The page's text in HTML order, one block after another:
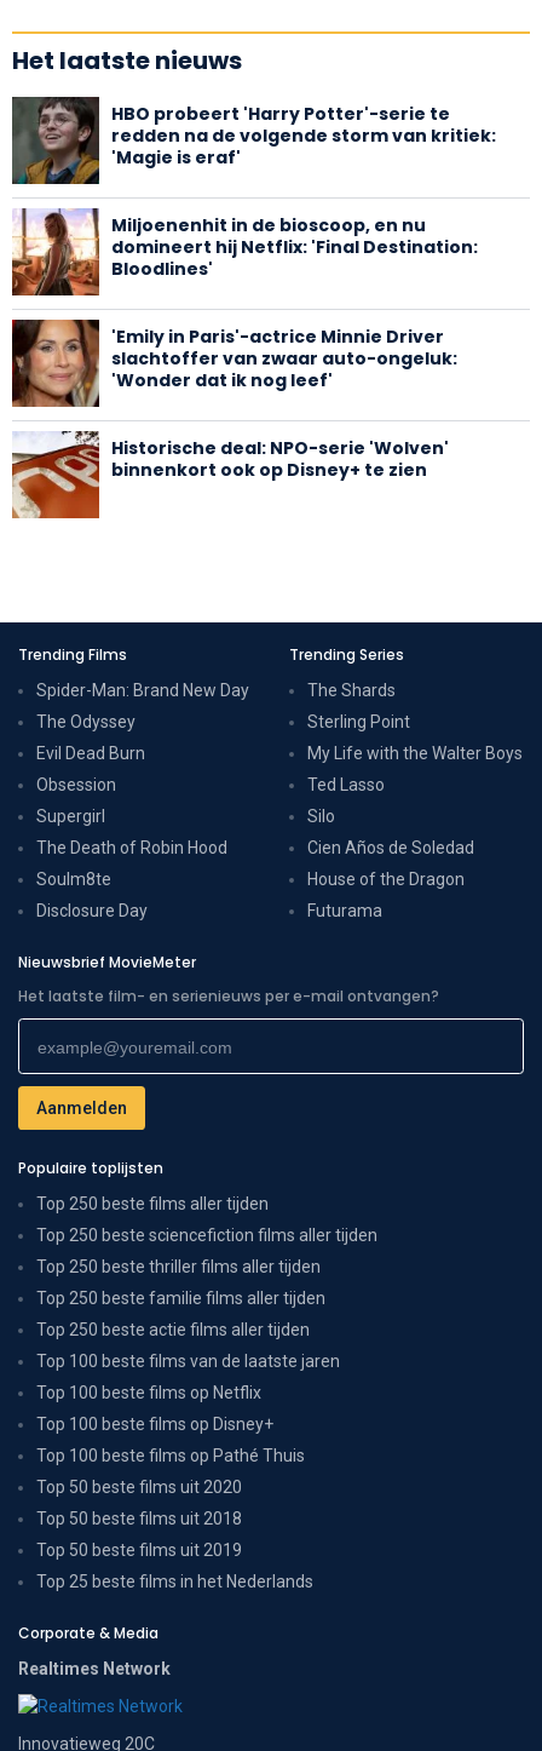
Het laatste nieuws
HBO probeert 'Harry Potter'-serie te
redden na de volgende storm van kritiek:
'Magie is eraf'
Miljoenenhit in de bioscoop, en nu
domineert hij Netflix: 'Final Destination:
Bloodlines'
'Emily in Paris'-actrice Minnie Driver
slachtoffer van zwaar auto-ongeluk:
'Wonder dat ik nog leef'
Historische deal: NPO-serie 'Wolven'
binnenkort ook op Disney+ te zien
Trending Films
Spider-Man: Brand New Day
The Odyssey
Evil Dead Burn
Obsession
Supergirl
The Death of Robin Hood
Soulm8te
Disclosure Day
Trending Series
The Shards
Sterling Point
My Life with the Walter Boys
Ted Lasso
Silo
Cien Años de Soledad
House of the Dragon
Futurama
Nieuwsbrief MovieMeter
Het laatste film- en serienieuws per e-mail ontvangen?
Populaire toplijsten
Top 250 beste films aller tijden
Top 250 beste sciencefiction films aller tijden
Top 250 beste thriller films aller tijden
Top 250 beste familie films aller tijden
Top 250 beste actie films aller tijden
Top 100 beste films van de laatste jaren
Top 100 beste films op Netflix
Top 100 beste films op Disney+
Top 100 beste films op Pathé Thuis
Top 50 beste films uit 2020
Top 50 beste films uit 2018
Top 50 beste films uit 2019
Top 25 beste films in het Nederlands
Corporate & Media
Realtimes Network
Innovatieweg 20C